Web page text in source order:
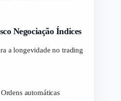
Negociação Índices
a longevidade no trading
automáticas